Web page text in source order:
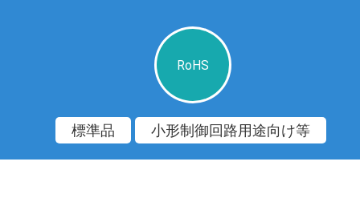
RoHS
標準品 小形制御回路用途向け等